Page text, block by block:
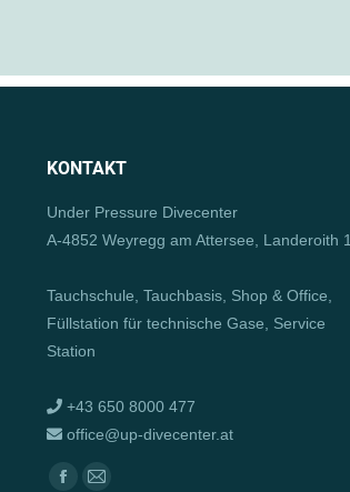
KONTAKT
Under Pressure Divecenter
A-4852 Weyregg am Attersee, Landeroith 1
Tauchschule, Tauchbasis, Shop & Office,
Füllstation für technische Gase, Service
Station
+43 650 8000 477
office@up-divecenter.at
Finden Sie uns auf: